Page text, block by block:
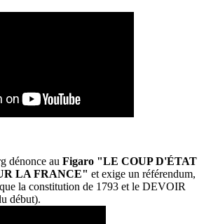
dénonce au Figaro "LE COUP D'ÉTAT
LA FRANCE" et exige un référendum,
la constitution de 1793 et le DEVOIR
début).